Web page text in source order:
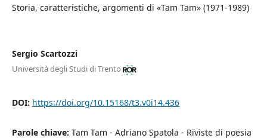
Storia, caratteristiche, argomenti di «Tam Tam» (1971-1989)
Sergio Scartozzi
Università degli Studi di Trento
DOI: https://doi.org/10.15168/t3.v0i14.436
Parole chiave: Tam Tam - Adriano Spatola - Riviste di poesia